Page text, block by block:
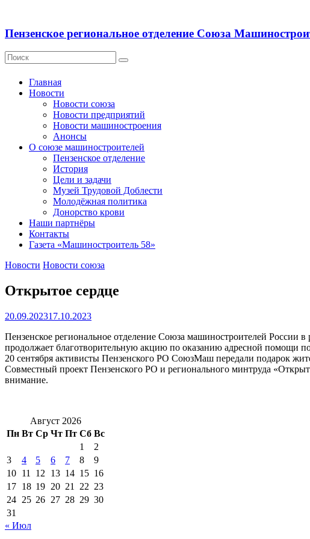
Пензенское региональное отделение Союза
Главная
Новости
Новости союза
Новости предприятий
Новости машиностроения
Анонсы
О союзе машиностроителей
Пензенское отделение
История
Цели и задачи
Музей Трудовой Доблести
Молодёжная политика
Донорство крови
Наши партнёры
Контакты
Газета «Машиностроитель 58»
Новости Новости союза
Открытое сердце
20.09.202317.10.2023
Пензенское региональное отделение Союза машиностроителей России
продолжает благотворительную акцию по оказанию адресной помощи
20 сентября активисты Пензенского РО СоюзМаш передали подарок
Совместный проект Пензенского РО и регионального минтруда
внимание.
Август 2026
Пн Вт Ср Чт Пт Сб Вс
1
2
3
4 5 6 7 8
9
10 11 12 13 14 15 16
17 18 19 20 21 22 23
24 25 26 27 28 29 30
31
« Июл